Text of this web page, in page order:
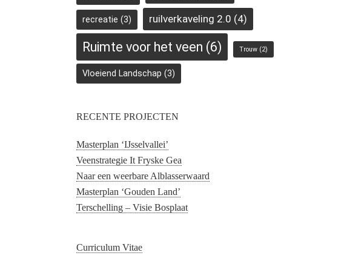
recreatie (3) ruilverkaveling 2.0 (4)
Ruimte voor het veen (6) Trouw (2)
Vloeiend Landschap (3)
RECENTE PROJECTEN
Masterplan ‘IJsselvallei’
Veenstrategie It Fryske Gea
Naar een weerbare Alblasserwaard
Masterplan ‘Gouden Land’
Terschelling – Visie Bosplaat
Curriculum Vitae